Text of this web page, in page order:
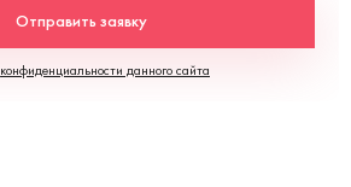
Отправить заявку
конфиденциальности данного сайта